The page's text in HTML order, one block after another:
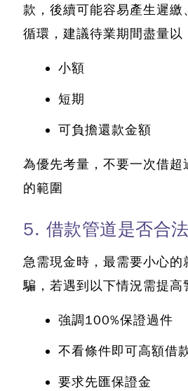
款，後續可能容易產生遲繳
循環，建議待業期間盡量以
小額
短期
可負擔還款金額
為優先考量，不要一次借超
的範圍
5. 借款管道是否合
急需現金時，最需要小心的
騙，若遇到以下情況需提高
強調100%保證過件
不看條件即可高額借
要求先匯保證金